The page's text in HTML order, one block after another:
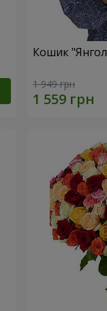
Кошик
1 949 грн